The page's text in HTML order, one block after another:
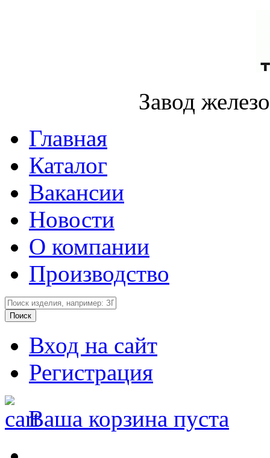
Завод
Главная
Каталог
Вакансии
Новости
О компании
Производство
Вход на сайт
Регистрация
Ваша корзина пуста